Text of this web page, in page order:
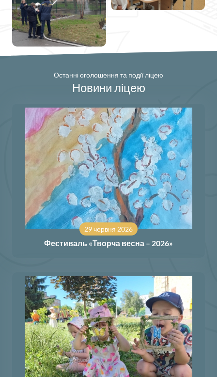
Останні оголошення та події ліцею
Новини ліцею
29 червня 2026
Фестиваль «Творча весна – 2026»